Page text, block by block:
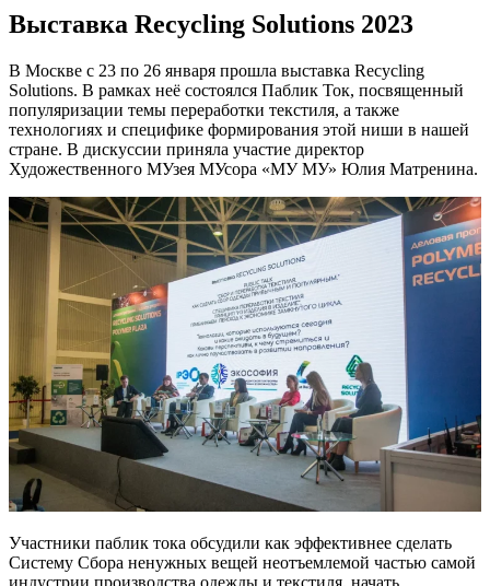
Выставка Recycling Solutions 2023
В Москве с 23 по 26 января прошла выставка Recycling
Solutions. В рамках неё состоялся Паблик Ток, посвященный
популяризации темы переработки текстиля, а также
технологиях и специфике формирования этой ниши в нашей
стране. В дискуссии приняла участие директор
Художественного МУзея МУсора «МУ МУ» Юлия Матренина.
Участники паблик тока обсудили как эффективнее сделать
Систему Сбора ненужных вещей неотъемлемой частью самой
индустрии производства одежды и текстиля, начать